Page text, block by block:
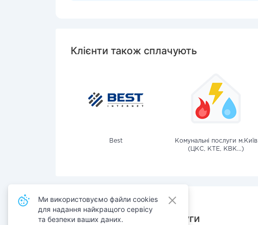
Клієнти також сплачують
Best
Комунальні послуги м.Київ
(ЦКС, КТЕ, КВК...)
Також сплачують послуги
Ми використовуємо файли cookies
для надання найкращого сервісу
та безпеки ваших даних.